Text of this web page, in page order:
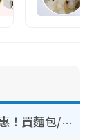
長者優惠｜OK便利店推樂悠咭優惠！買麵包/牛奶/保健品拍卡即減